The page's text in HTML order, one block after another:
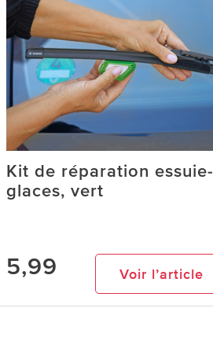
Kit de réparation essuie-
glaces, vert
5,99 Voir l’article